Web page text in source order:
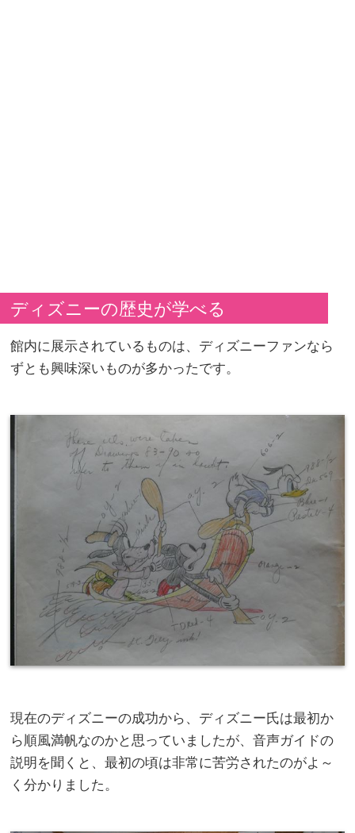
ディズニーの歴史が学べる
館内に展示されているものは、ディズニーファンなら
ずとも興味深いものが多かったです。
現在のディズニーの成功から、ディズニー氏は最初か
ら順風満帆なのかと思っていましたが、音声ガイドの
説明を聞くと、最初の頃は非常に苦労されたのがよ～
く分かりました。